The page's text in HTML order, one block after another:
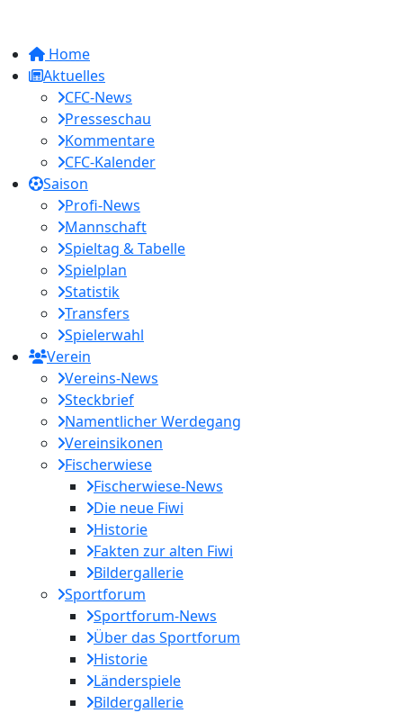
Home
Aktuelles
CFC-News
Presseschau
Kommentare
CFC-Kalender
Saison
Profi-News
Mannschaft
Spieltag & Tabelle
Spielplan
Statistik
Transfers
Spielerwahl
Verein
Vereins-News
Steckbrief
Namentlicher Werdegang
Vereinsikonen
Fischerwiese
Fischerwiese-News
Die neue Fiwi
Historie
Fakten zur alten Fiwi
Bildergallerie
Sportforum
Sportforum-News
Über das Sportforum
Historie
Länderspiele
Bildergallerie